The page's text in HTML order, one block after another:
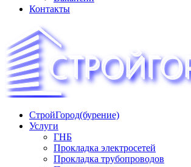
Контакты
«СТРОЙГОРОД» ∿ Бурение ∿ ГНБ ∿
трудопроводов ∿ Газификация жилого
+74951573444
СтройГород(бурение)
Услуги
ГНБ
Прокладка электросетей
Прокладка трубопроводов